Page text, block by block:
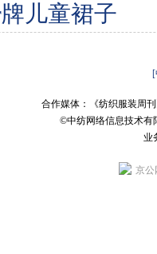
儿童裙子
合作媒体：《纺织服装周
©中纺网络信息技术
业
京公